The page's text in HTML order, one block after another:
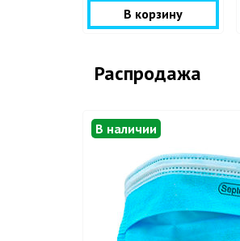
В корзину
Распродажа
В наличии